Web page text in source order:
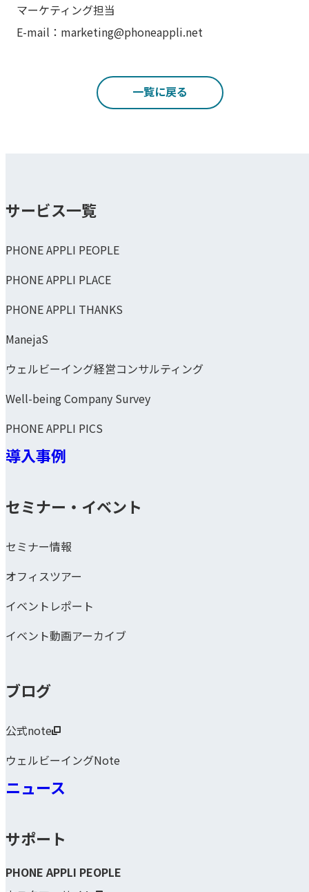
マーケティング担当
E-mail：marketing@phoneappli.net
一覧に戻る
サービス一覧
PHONE APPLI PEOPLE
PHONE APPLI PLACE
PHONE APPLI THANKS
ManejaS
ウェルビーイング経営コンサルティング
Well-being Company Survey
PHONE APPLI PICS
導入事例
セミナー・イベント
セミナー情報
オフィスツアー
イベントレポート
イベント動画アーカイブ
ブログ
公式note
ウェルビーイングNote
ニュース
サポート
PHONE APPLI PEOPLE